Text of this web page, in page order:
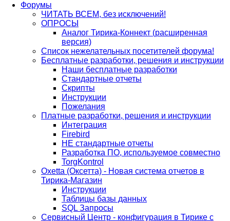
Форумы
ЧИТАТЬ ВСЕМ, без исключений!
ОПРОСЫ
Аналог Тирика-Коннект (расширенная
версия)
Список нежелательных посетителей форума!
Бесплатные разработки, решения и инструкции
Наши бесплатные разработки
Стандартные отчеты
Скрипты
Инструкции
Пожелания
Платные разработки, решения и инструкции
Интеграция
Firebird
НЕ стандартные отчеты
Разработка ПО, используемое совместно
TorgKontrol
Oxetta (Оксетта) - Новая система отчетов в
Тирика-Магазин
Инструкции
Таблицы базы данных
SQL Запросы
Сервисный Центр - конфигурация в Тирике с